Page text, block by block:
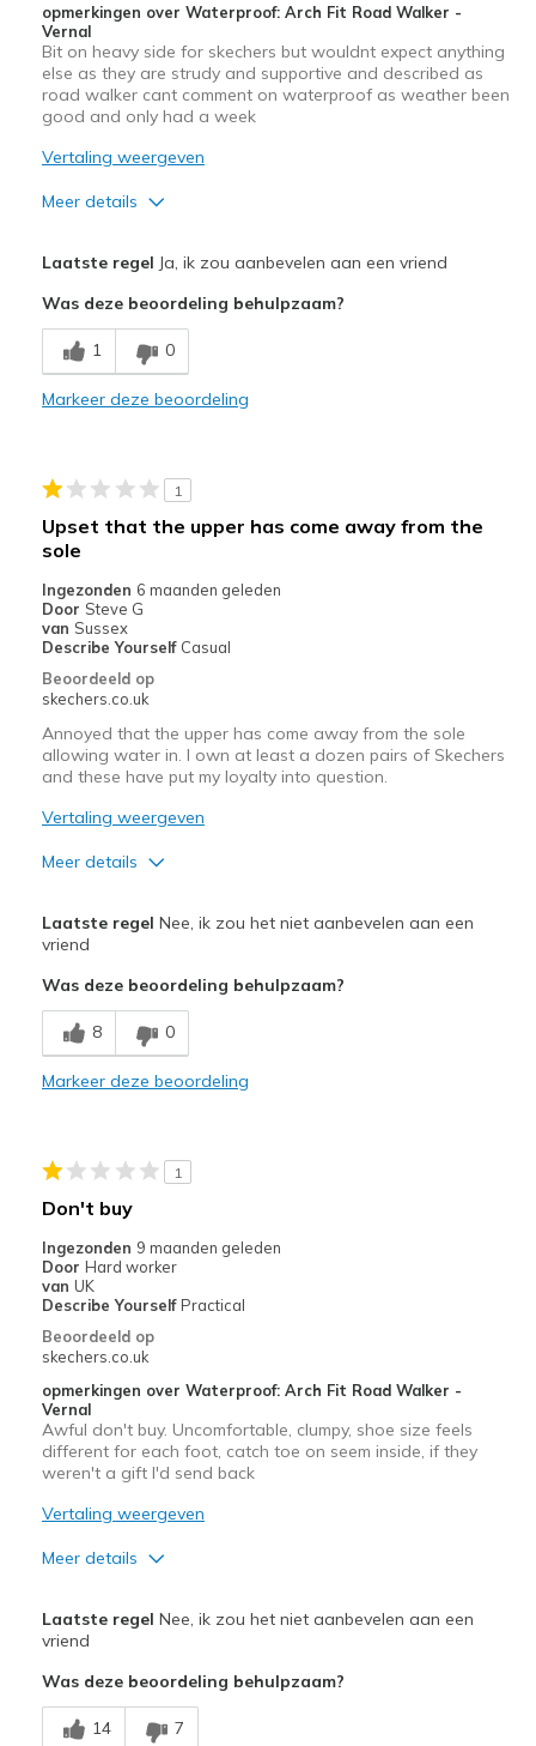
opmerkingen over Waterproof: Arch Fit Road Walker -
Vernal
Bit on heavy side for skechers but wouldnt expect anything
else as they are strudy and supportive and described as
road walker cant comment on waterproof as weather been
good and only had a week
Vertaling weergeven
Meer details
Supportive
Minpunten
Only had a week time will tell
Casual Wear
Travel
Width
Feels true to width
Sizing
View On Shoes
Shoes are for Wearing
Laatste regel Ja, ik zou aanbevelen aan een vriend
Was deze beoordeling behulpzaam?
1 0
Markeer deze beoordeling
1
Upset that the upper has come away from the
sole
Ingezonden 6 maanden geleden
Door Steve G
van Sussex
Describe Yourself Casual
Beoordeeld op
skechers.co.uk
Annoyed that the upper has come away from the sole
allowing water in. I own at least a dozen pairs of Skechers
and these have put my loyalty into question.
Vertaling weergeven
Meer details
Comfortable
Minpunten
Poor Quality
Beste toepassingen
Width
Feels true to width
Sizing
Laatste regel Nee, ik zou het niet aanbevelen aan een
vriend
Was deze beoordeling behulpzaam?
8 0
Markeer deze beoordeling
1
Don't buy
Ingezonden 9 maanden geleden
Door Hard worker
van UK
Describe Yourself Practical
Beoordeeld op
skechers.co.uk
opmerkingen over Waterproof: Arch Fit Road Walker -
Vernal
Awful don't buy. Uncomfortable, clumpy, shoe size feels
different for each foot, catch toe on seem inside, if they
weren't a gift I'd send back
Vertaling weergeven
Meer details
Look okay
Minpunten
Poor Cushioning
Laatste regel Nee, ik zou het niet aanbevelen aan een
vriend
Was deze beoordeling behulpzaam?
14 7